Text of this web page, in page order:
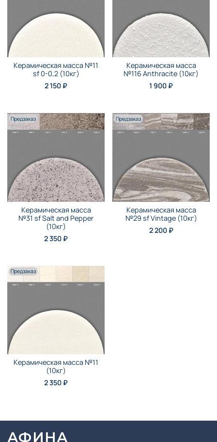
Керамическая масса №11
sf 0-0,2 (10кг)
2 150 ₽
Керамическая масса
№116 Anthraсite (10кг)
1 900 ₽
Предзаказ
Керамическая масса
№31 sf Salt and Pepper
(10кг)
2 350 ₽
Предзаказ
Керамическая масса
№29 sf Vintage (10кг)
2 200 ₽
Предзаказ
Керамическая масса №11
(10кг)
2 350 ₽
АФИНА